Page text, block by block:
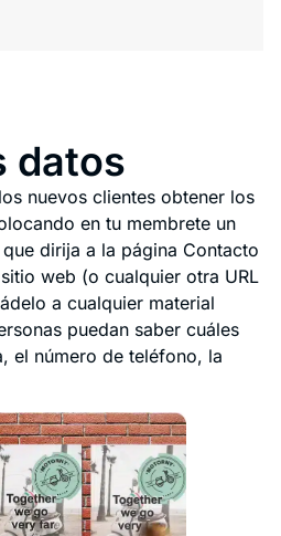
datos
nuevos clientes obtener los
en tu membrete un
que dirija a la página Contacto
web (o cualquier otra URL
a cualquier material
puedan saber cuáles
el número de teléfono, la